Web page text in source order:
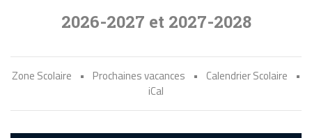
2026-2027 et 2027-2028
Zone Scolaire • Prochaines vacances • Calendrier Scolaire
•
iCal